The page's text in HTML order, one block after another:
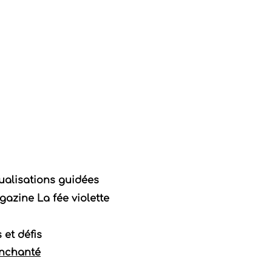
guidées
La fée violette
et défis